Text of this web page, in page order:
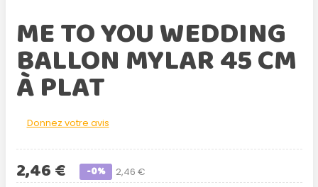
ME TO YOU WEDDING
BALLON MYLAR 45 CM
À PLAT
Donnez votre avis
2,46 €
2,46 € -0%